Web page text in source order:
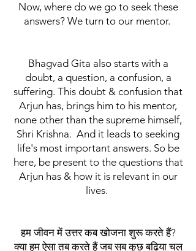
Now, where do we go to seek these
answers? We turn to our mentor.
Bhagvad Gita also starts with a
doubt, a question, a confusion, a
suffering. This doubt & confusion that
Arjun has, brings him to his mentor,
none other than the supreme himself,
Shri Krishna. And it leads to seeking
life's most important answers. So be
here, be present to the questions that
Arjun has & how it is relevant in our
lives.
हम जीवन में उत्तर कब खोजना शुरू करते हैं?
क्या हम ऐसा तब करते हैं जब सब कुछ बढ़िया चल